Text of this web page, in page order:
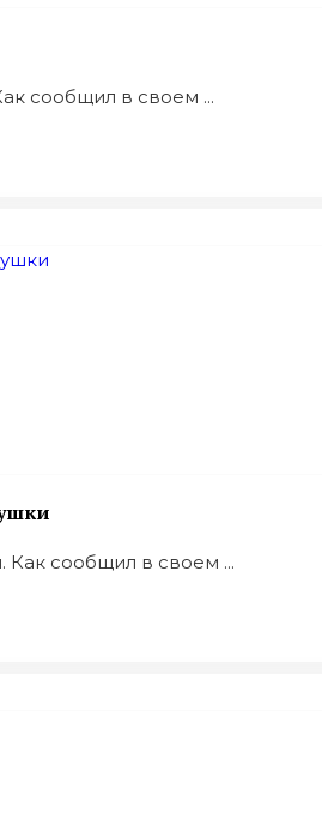
сообщил в своем ...
Как сообщил в своем ...